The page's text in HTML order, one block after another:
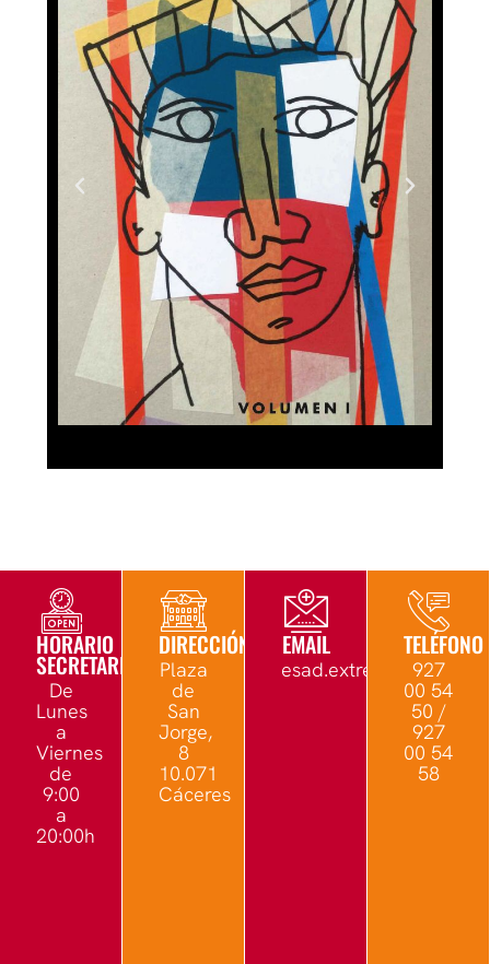
HORARIO
SECRETARÍA
De
Lunes
a
Viernes
de
9:00
a
20:00h
DIRECCIÓN
Plaza
de
San
Jorge,
8
10.071
Cáceres
EMAIL TELÉFONO
927
00 54
50 /
927
00 54
58